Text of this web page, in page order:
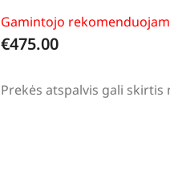
Gamintojo
€475.00
Prekės atspalvis gali